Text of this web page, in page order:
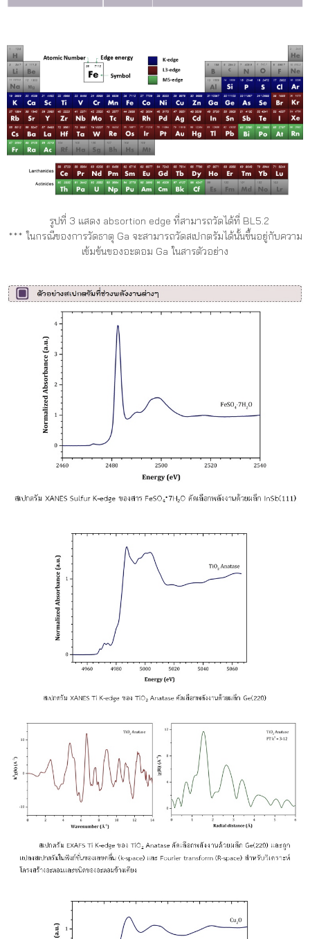
รูปที่ 3 แสดง absortion edge ที่สามารถวัดได้ที่ BL5.2
*** ในกรณีของการวัดธาตุ Ga จะสามารถวัดสเปกตรัมได้นั้นขึ้นอยู่กับความ
เข้มข้นของอะตอม Ga ในสารตัวอย่าง